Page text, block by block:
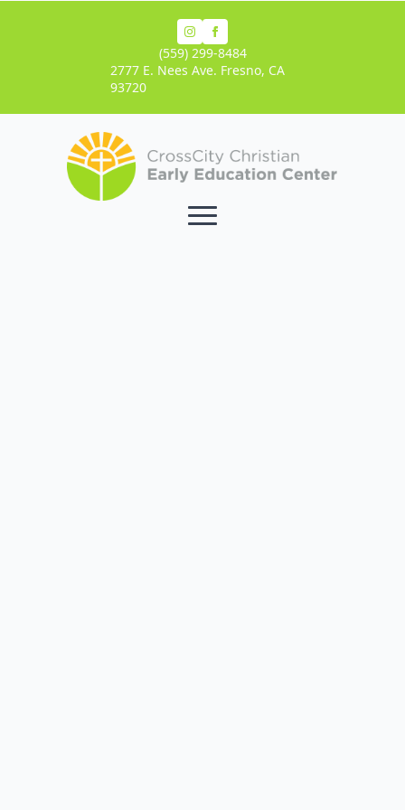
(559) 299-8484
2777 E. Nees Ave. Fresno, CA
93720